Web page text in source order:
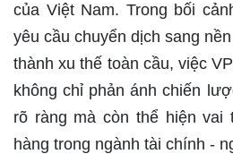
của Việt Nam. Trong bối
yêu cầu chuyển dịch sang
thành xu thế toàn cầu, việc
không chỉ phản ánh chiến
rõ ràng mà còn thể hiện vai
hàng trong ngành tài chính -